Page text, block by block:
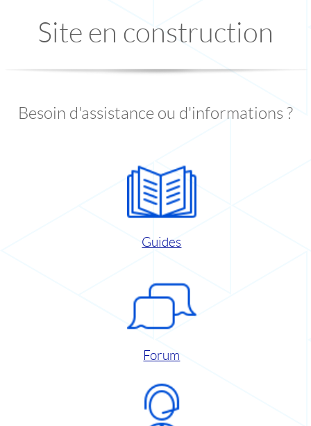
Site en construction
Besoin d'assistance ou d'informations ?
Guides
Forum